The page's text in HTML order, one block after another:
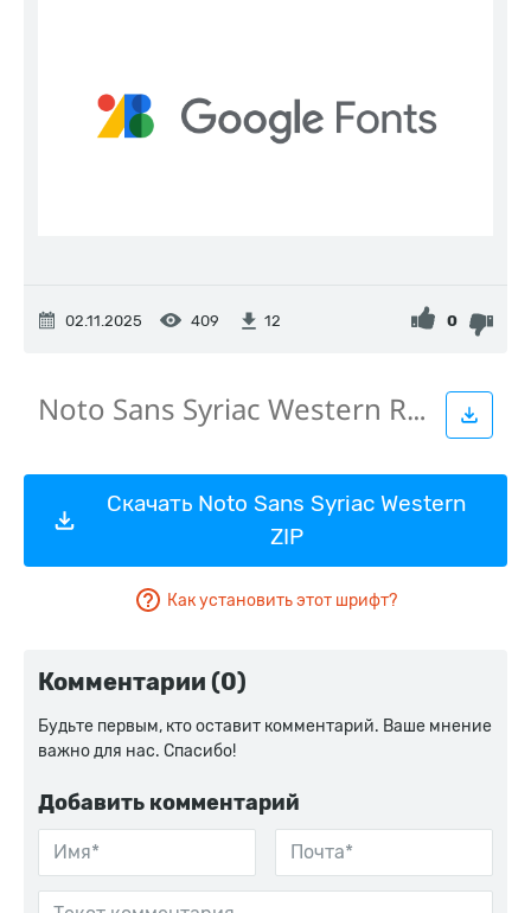
02.11.2025 409 12 0
Скачать Noto Sans Syriac Western
ZIP
Как установить этот шрифт?
Комментарии (0)
Будьте первым, кто оставит комментарий. Ваше мнение
важно для нас. Спасибо!
Добавить комментарий